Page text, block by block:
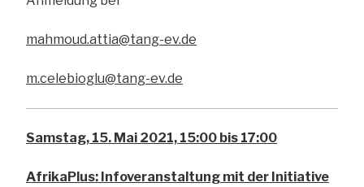
mahmoud.attia@tang-ev.de
m.celebioglu@tang-ev.de
Samstag, 15. Mai 2021, 15:00 bis 17:00
AfrikaPlus: Infoveranstaltung mit der Initiative